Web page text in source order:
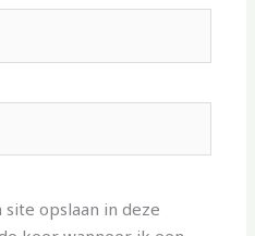
opslaan in deze